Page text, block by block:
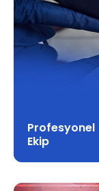
Profesyonel
Ekip